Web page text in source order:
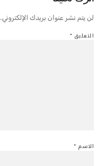
لن يتم نشر عنوان بريدك الإلكتروني.
التعليق *
الاسم *